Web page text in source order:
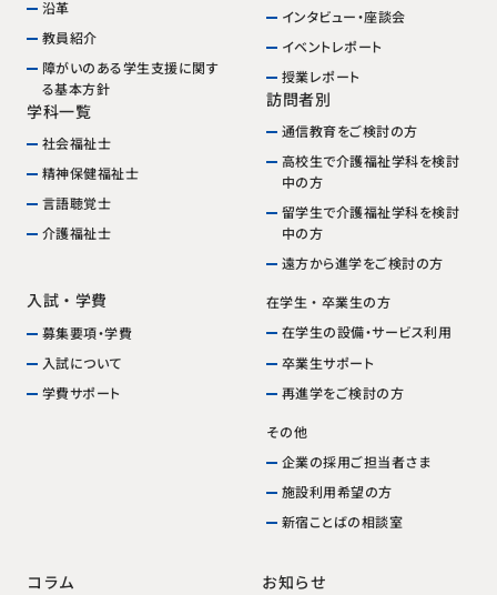
沿革
教員紹介
障がいのある学生支援に関す
る基本方針
学科一覧
社会福祉士
精神保健福祉士
言語聴覚士
介護福祉士
入試・学費
募集要項・学費
入試について
学費サポート
インタビュー・座談会
イベントレポート
授業レポート
訪問者別
通信教育をご検討の方
高校生で介護福祉学科を検討
中の方
留学生で介護福祉学科を検討
中の方
遠方から進学をご検討の方
在学生・卒業生の方
在学生の設備・サービス利用
卒業生サポート
再進学をご検討の方
その他
企業の採用ご担当者さま
施設利用希望の方
新宿ことばの相談室
コラム
お知らせ